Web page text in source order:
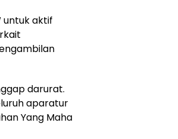
untuk aktif
darurat.
aparatur
Yang Maha